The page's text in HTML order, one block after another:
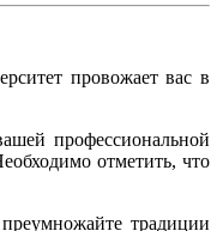
провожает вас в
профессиональной
отметить, что
традиции